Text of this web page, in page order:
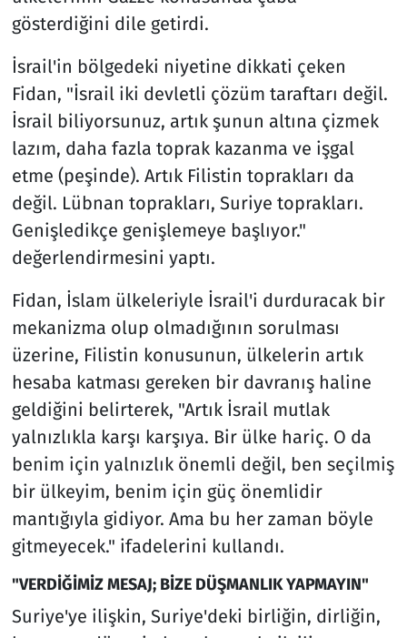
gösterdiğini dile getirdi.
İsrail'in bölgedeki niyetine dikkati çeken
Fidan, "İsrail iki devletli çözüm taraftarı değil.
İsrail biliyorsunuz, artık şunun altına çizmek
lazım, daha fazla toprak kazanma ve işgal
etme (peşinde). Artık Filistin toprakları da
değil. Lübnan toprakları, Suriye toprakları.
Genişledikçe genişlemeye başlıyor."
değerlendirmesini yaptı.
Fidan, İslam ülkeleriyle İsrail'i durduracak bir
mekanizma olup olmadığının sorulması
üzerine, Filistin konusunun, ülkelerin artık
hesaba katması gereken bir davranış haline
geldiğini belirterek, "Artık İsrail mutlak
yalnızlıkla karşı karşıya. Bir ülke hariç. O da
benim için yalnızlık önemli değil, ben seçilmiş
bir ülkeyim, benim için güç önemlidir
mantığıyla gidiyor. Ama bu her zaman böyle
gitmeyecek." ifadelerini kullandı.
"VERDİĞİMİZ MESAJ; BİZE DÜŞMANLIK YAPMAYIN"
Suriye'ye ilişkin, Suriye'deki birliğin, dirliğin,